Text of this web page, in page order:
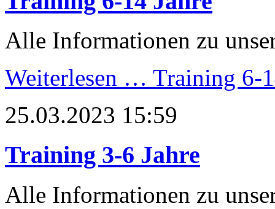
Alle Informationen zu
Weiterlesen … Training 6-
25.03.2023 15:59
Training 3-6 Jahre
Alle Informationen zu